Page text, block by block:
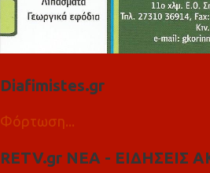
Diafimistes.gr
Φόρτωση...
RETV.gr ΝΕΑ - ΕΙΔΗΣΕΙΣ